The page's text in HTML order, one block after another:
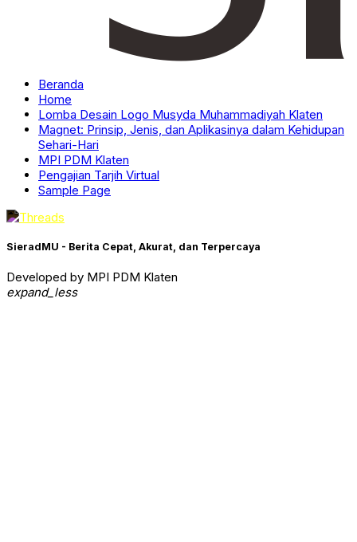
Beranda
Home
Lomba Desain Logo Musyda Muhammadiyah Klaten
Magnet: Prinsip, Jenis, dan Aplikasinya dalam Kehidupan
Sehari-Hari
MPI PDM Klaten
Pengajian Tarjih Virtual
Sample Page
SieradMU - Berita Cepat, Akurat, dan Terpercaya
Developed by MPI PDM Klaten
expand_less